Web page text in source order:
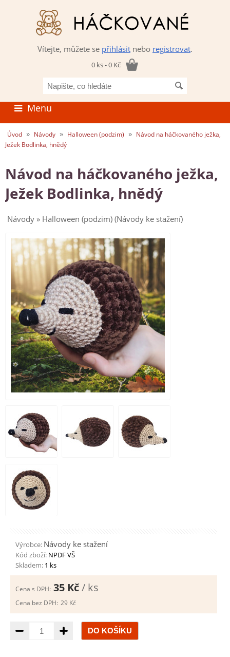
Vítejte, můžete se přihlásit nebo registrovat.
0 ks - 0 Kč
co
hledáte
Menu
Úvod » Návody » Halloween (podzim) » Návod na háčkovaného ježka,
Ježek Bodlinka, hnědý
Návod na háčkovaného ježka,
Ježek Bodlinka, hnědý
Návody » Halloween (podzim) (Návody ke stažení)
Výrobce: Návody ke stažení
Kód zboží: NPDF VŠ
Skladem: 1 ks
Cena s DPH: 35 Kč/ ks
Cena bez DPH: 29 Kč
Množství